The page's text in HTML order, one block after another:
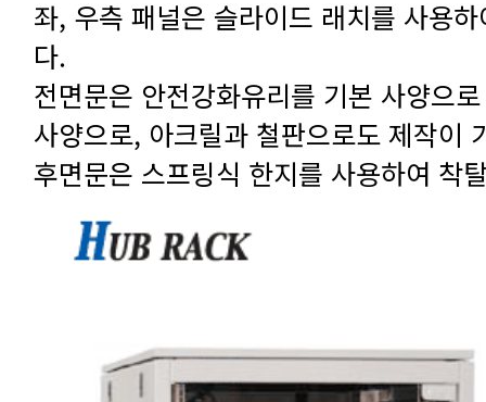
다.
사양으로, 아크릴과 철판으로도 제작이
후면문은 스프링식 한지를 사용하여 착